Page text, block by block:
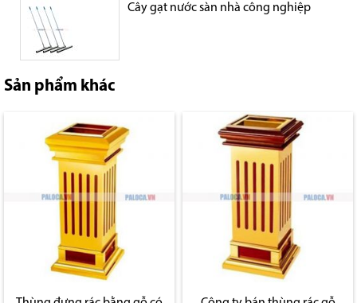
Cây gạt nước sàn nhà công nghiệp
Sản phẩm khác